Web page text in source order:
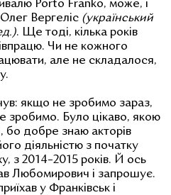
Porto Franko, може, і
Вергеліс (український
. Ще тоді, кілька років
Чи не кожного
але не складалося,
якщо не зробимо зараз,
зробимо. Було цікаво, якою
бо добре знаю акторів
діяльністю з початку
з 2014–2015 років. Й ось
Любомирович і запрошує.
у Франківськ і